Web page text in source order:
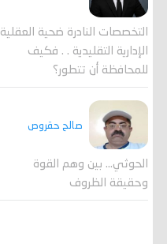
التخصصات النادرة ضحية العقلية
الإدارية التقليدية . . فكيف
للمحافظة أن تتطور؟
صالح حقروص
الحوثي... بين وهم القوة
وحقيقة الظروف